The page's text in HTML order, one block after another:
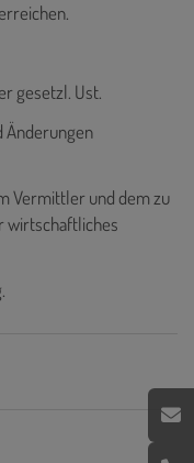
gesetzl. Ust.
Änderungen
Vermittler und dem zu
wirtschaftliches